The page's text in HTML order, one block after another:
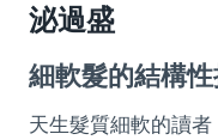
泌過盛
細軟髮的結構
天生髮質細軟的讀